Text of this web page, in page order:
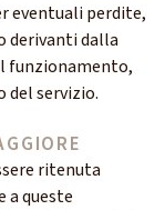
eventuali perdite,
derivanti dalla
funzionamento,
servizio.
ritenuta
a queste